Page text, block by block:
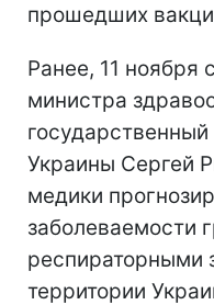
прошедших
Ранее, 11 ноября
министра
Украины Сергей
медики
заболеваемости
респираторными
территории